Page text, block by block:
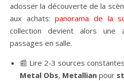
adosser la découverte de la
aux achats:panorama de la
collection devient alors une
passages en salle.
📰 Lire 2-3 sources
Metal Obs, Metallian pour